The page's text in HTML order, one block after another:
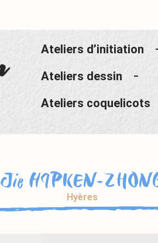
Ateliers d’initiation
Ateliers dessin
Ateliers coquelicots
Jie HIPKEN-
Hyères